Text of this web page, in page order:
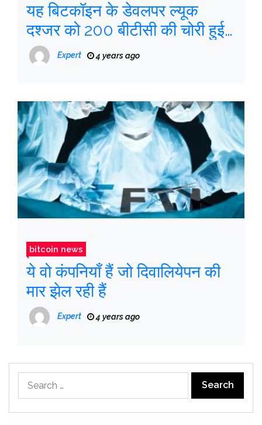
यह बिटकॉइन के डेवलपर ल्यूक
दश्जर को 200 बीटीसी की चोरी हुई
होगी
Expert 4 years ago
bitcoin news
ये वो कंपनियाँ हैं जो दिवालियेपन की
मार झेल रही हैं
Expert 4 years ago
for: